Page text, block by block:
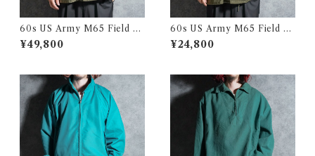
60s US Army M65 Field Ja
cket 1st model アメリカ軍 M
65 フィールド ジャケット
¥49,800
60s US Army M65 Field Ja
cket 2nd model アメリカ軍
M65 フィールド ジャケット 1
¥24,800